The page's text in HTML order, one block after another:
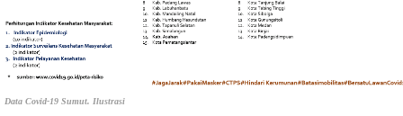
Data Covid-19 Sumut. Ilustrasi